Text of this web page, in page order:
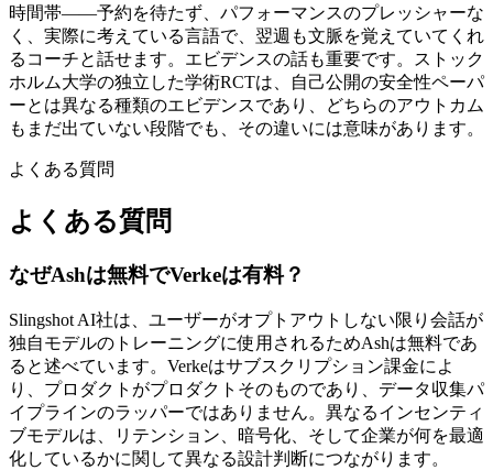
時間帯——予約を待たず、パフォーマンスのプレッシャーな
く、実際に考えている言語で、翌週も文脈を覚えていてくれ
るコーチと話せます。エビデンスの話も重要です。ストック
ホルム大学の独立した学術RCTは、自己公開の安全性ペーパ
ーとは異なる種類のエビデンスであり、どちらのアウトカム
もまだ出ていない段階でも、その違いには意味があります。
よくある質問
よくある質問
なぜAshは無料でVerkeは有料？
Slingshot AI社は、ユーザーがオプトアウトしない限り会話が
独自モデルのトレーニングに使用されるためAshは無料であ
ると述べています。Verkeはサブスクリプション課金によ
り、プロダクトがプロダクトそのものであり、データ収集パ
イプラインのラッパーではありません。異なるインセンティ
ブモデルは、リテンション、暗号化、そして企業が何を最適
化しているかに関して異なる設計判断につながります。